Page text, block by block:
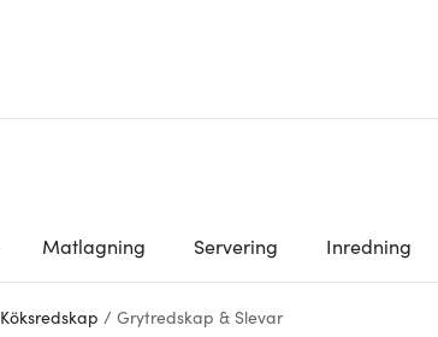
Matlagning Servering Inredning
Köksredskap / Grytredskap & Slevar